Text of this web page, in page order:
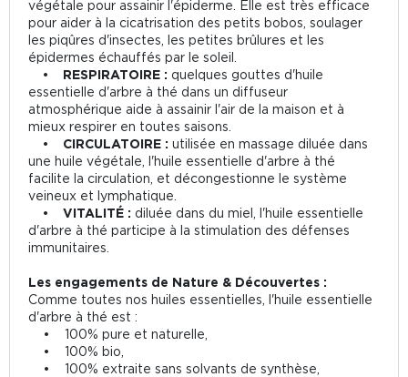
végétale pour assainir l'épiderme. Elle est très efficace
pour aider à la cicatrisation des petits bobos, soulager
les piqûres d'insectes, les petites brûlures et les
épidermes échauffés par le soleil.
• RESPIRATOIRE : quelques gouttes d'huile
essentielle d'arbre à thé dans un diffuseur
atmosphérique aide à assainir l'air de la maison et à
mieux respirer en toutes saisons.
• CIRCULATOIRE : utilisée en massage diluée dans
une huile végétale, l'huile essentielle d'arbre à thé
facilite la circulation, et décongestionne le système
veineux et lymphatique.
• VITALITÉ : diluée dans du miel, l'huile essentielle
d'arbre à thé participe à la stimulation des défenses
immunitaires.
Les engagements de Nature & Découvertes :
Comme toutes nos huiles essentielles, l'huile essentielle
d'arbre à thé est :
• 100% pure et naturelle,
• 100% bio,
• 100% extraite sans solvants de synthèse,